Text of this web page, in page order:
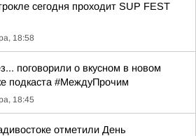
сегодня проходит SUP FEST
18:58
поговорили о вкусном в новом
подкаста #МеждуПрочим
18:45
отметили День